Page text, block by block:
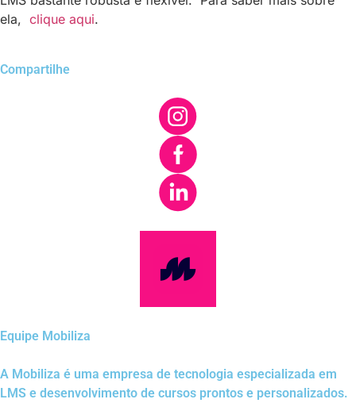
ela, clique aqui.
Compartilhe
Equipe Mobiliza
A Mobiliza é uma empresa de tecnologia especializada em
LMS e desenvolvimento de cursos prontos e personalizados.